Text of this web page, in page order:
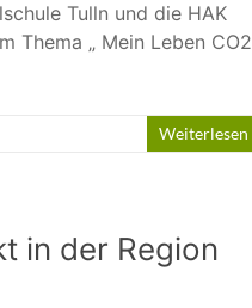
Tulln und die HAK
Thema „ Mein Leben CO2
Weiterlesen
in der Region